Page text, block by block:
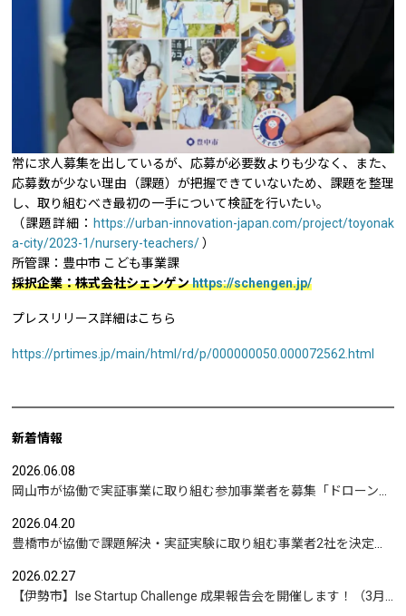
常に求人募集を出しているが、応募が必要数よりも少なく、また、
応募数が少ない理由（課題）が把握できていないため、課題を整理
し、取り組むべき最初の一手について検証を行いたい。
（課題詳細： https://urban-innovation-japan.com/project/toyonak
a-city/2023-1/nursery-teachers/ ）
所管課：豊中市 こども事業課
採択企業：株式会社シェンゲンhttps://schengen.jp/
プレスリリース詳細はこちら
https://prtimes.jp/main/html/rd/p/000000050.000072562.html
新着情報
2026.06.08
2026.04.20
2026.02.27